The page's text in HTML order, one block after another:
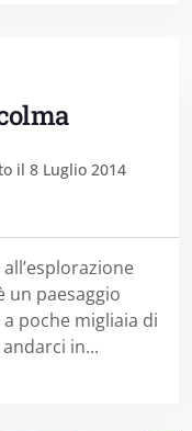
il 8 Luglio 2014
un paesaggio
poche migliaia di
in...